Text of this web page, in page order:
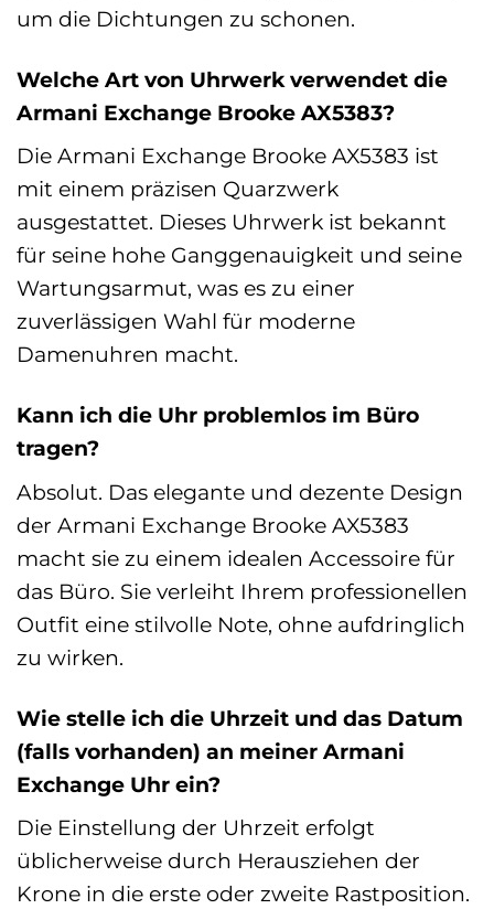
um die Dichtungen zu schonen.
Welche Art von Uhrwerk verwendet die
Armani Exchange Brooke AX5383?
Die Armani Exchange Brooke AX5383 ist
mit einem präzisen Quarzwerk
ausgestattet. Dieses Uhrwerk ist bekannt
für seine hohe Ganggenauigkeit und seine
Wartungsarmut, was es zu einer
zuverlässigen Wahl für moderne
Damenuhren macht.
Kann ich die Uhr problemlos im Büro
tragen?
Absolut. Das elegante und dezente Design
der Armani Exchange Brooke AX5383
macht sie zu einem idealen Accessoire für
das Büro. Sie verleiht Ihrem professionellen
Outfit eine stilvolle Note, ohne aufdringlich
zu wirken.
Wie stelle ich die Uhrzeit und das Datum
(falls vorhanden) an meiner Armani
Exchange Uhr ein?
Die Einstellung der Uhrzeit erfolgt
üblicherweise durch Herausziehen der
Krone in die erste oder zweite Rastposition.